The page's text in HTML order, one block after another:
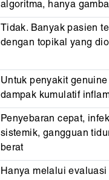
algoritma, hanya
Tidak. Banyak pasien
dengan topikal yang
Untuk penyakit
dampak kumulatif
Penyebaran cepat,
sistemik, gangguan
berat
Hanya melalui